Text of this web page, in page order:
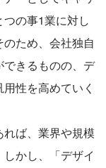
の事1業に対し
ため、会社独自
きるものの、デ
性を高めていく
ば、業界や規模
かし、「デザイ